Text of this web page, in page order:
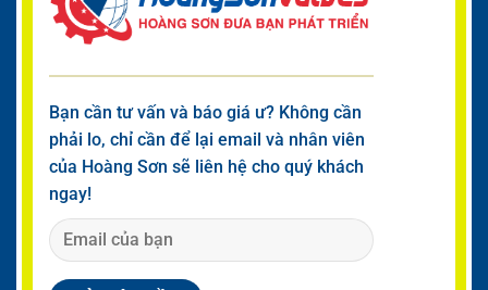
Bạn cần tư vấn và báo giá ư? Không cần
phải lo, chỉ cần để lại email và nhân viên
của Hoàng Sơn sẽ liên hệ cho quý khách
ngay!